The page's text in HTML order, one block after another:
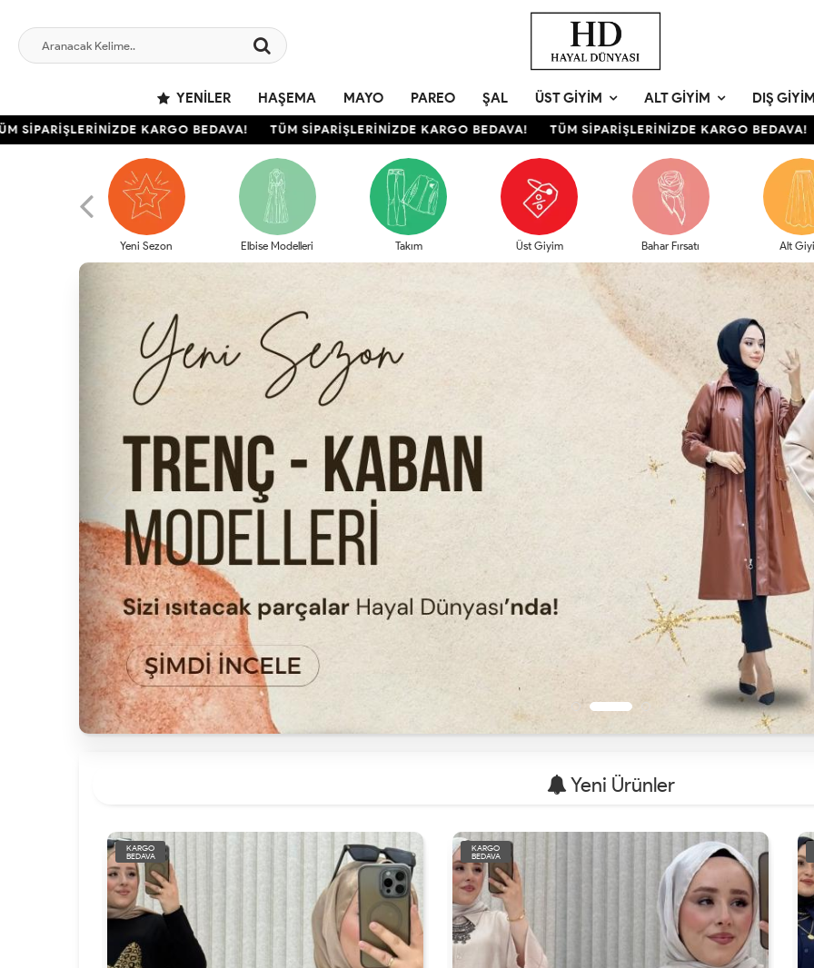
YENILER HAŞEMA MAYO PAREO ŞAL ÜST GIYIM ALT GIYIM DIŞ GIYIM
KARGO BEDAVA! TÜM SİPARİŞLERİNİZDE KARGO BEDAVA! TÜM SİPARİŞLERİNİZDE KARGO BEDAVA!
Yeni Sezon Elbise Modelleri Takım Üst Giyim Bahar Fırsatı Alt
Yeni Ürünler
KARGO
BEDAVA
KARGO
BEDAVA